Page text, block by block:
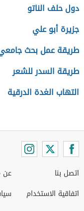
دول حلف الناتو
جزيرة أبو علي
طريقة عمل بحث
طريقة السدر للشعر
التهاب الغدة الدرقية
اتصل بنا
اتفاقية الاستخدام
عن